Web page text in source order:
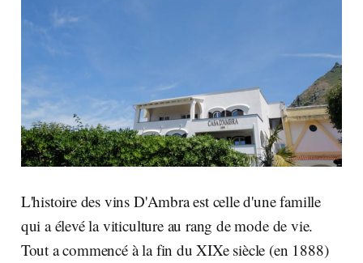
L'histoire des vins D'Ambra est celle d'une famille
qui a élevé la viticulture au rang de mode de vie.
Tout a commencé à la fin du XIXe siècle (en 1888)